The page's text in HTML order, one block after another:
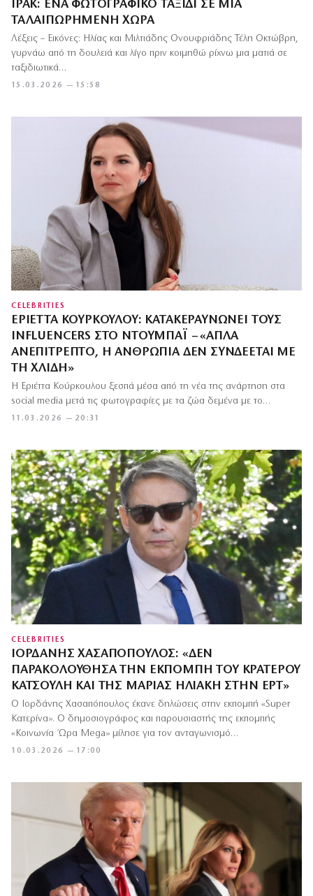
ΙΡΑΚ: ΈΝΑ ΦΩΤΟΓΡΑΦΙΚΌ ΤΑΞΊΔΙ ΣΕ ΜΙΑ
ΤΑΛΑΙΠΩΡΗΜΈΝΗ ΧΏΡΑ
15.03.2026 — 15:58
Λέξεις – Εικόνες: Ηλίας και Μιλτιάδης Ονουφριάδης Τέλη Οκτώβρη,
γυρνάω από τη δουλειά και λίγο πριν κοιμηθώ ρίχνω μια ματιά σε
ταξιδιωτικά…
CELEBRITIES
ΕΡΙΈΤΤΑ ΚΟΎΡΚΟΥΛΟΥ: ΚΑΤΑΚΕΡΑΥΝΏΝΕΙ ΤΟΥΣ
INFLUENCERS ΣΤΟ ΝΤΟΥΜΠΆΙ – «ΑΠΛΆ
ΑΝΕΠΊΤΡΕΠΤΟ, Η ΑΝΘΡΩΠΙΆ ΔΕΝ ΣΥΝΔΈΕΤΑΙ ΜΕ
ΤΗ ΧΛΙΔΉ»
11.03.2026 — 20:31
Η Εριέττα Κούρκουλου ξεσπά μέσα από τη νέα της ανάρτηση στα
social media μετά τις φωτογραφίες με τα ζώα δεμένα με το…
CELEBRITIES
ΙΟΡΔΆΝΗΣ ΧΑΣΑΠΌΠΟΥΛΟΣ: «ΔΕΝ
ΠΑΡΑΚΟΛΟΎΘΗΣΑ ΤΗΝ ΕΚΠΟΜΠΉ ΤΟΥ ΚΡΑΤΕΡΟΎ
ΚΑΤΣΟΎΛΗ ΚΑΙ ΤΗΣ ΜΑΡΊΑΣ ΗΛΙΆΚΗ ΣΤΗΝ ΕΡΤ»
10.03.2026 — 17:00
Ο Ιορδάνης Χασαπόπουλος έκανε δηλώσεις στην εκπομπή «Super
Κατερίνα». Ο δημοσιογράφος και παρουσιαστής της εκπομπής
«Κοινωνία Ώρα Mega» μίλησε για τον ανταγωνισμό…